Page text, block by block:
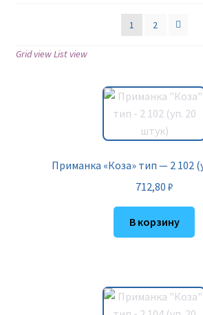
1 2
Grid viewList view
Приманка «Коза» тип — 2 102
712,80 ₽
В корзину